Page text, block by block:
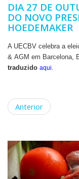
DIA 27 DE
DO NOVO
HOEDEMAKER
A UECBV celebra a
& AGM em Barcelona,
traduzido aqui.
Anterior